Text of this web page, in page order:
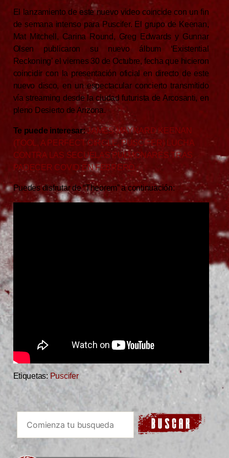
El lanzamiento de este nuevo video coincide con un fin
de semana intenso para Puscifer. El grupo de Keenan,
Mat Mitchell, Carina Round, Greg Edwards y Gunnar
Olsen publicaron su nuevo álbum ‘Existential
Reckoning’ el viernes 30 de Octubre, fecha que hicieron
coincidir con la presentación oficial en directo de este
nuevo disco, en un espectacular concierto transmitido
vía streaming desde la ciudad futurista de Arcosanti, en
pleno Desierto de Arizona.
Te puede interesar: JAMES MAYNARD KEENAN
(TOOL, A PERFECT CIRCLE, PUSCIFER) LUCHA
CONTRA LAS SECUELAS PULMONARES TRAS
PADECER COVID EN FEBRERO
Puedes disfrutar de “Theorem” a continuación:
Etiquetas: Puscifer